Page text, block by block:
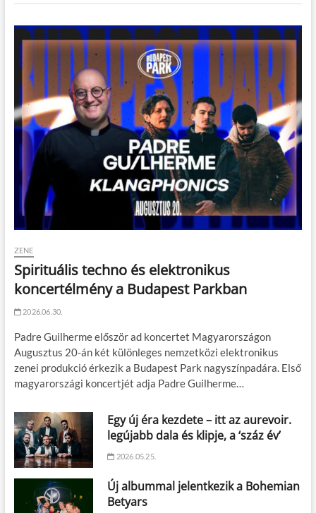
ZENE
Spirituális techno és elektronikus
koncertélmény a Budapest Parkban
2026.06.30.
Padre Guilherme először ad koncertet Magyarországon
Augusztus 20-án két különleges nemzetközi elektronikus
zenei produkció érkezik a Budapest Park nagyszínpadára. Első
magyarországi koncertjét adja Padre Guilherme…
Egy új éra kezdete – itt az aurevoir.
legújabb dala és klipje, a ‘száz év’
2026.05.25.
Új albummal jelentkezik a Bohemian
Betyars